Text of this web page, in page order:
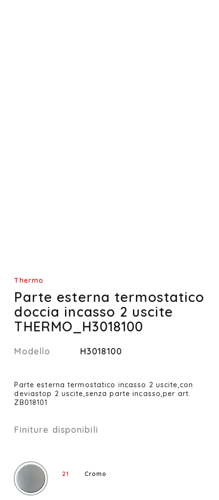
Thermo
Parte esterna termostatico
doccia incasso 2 uscite
THERMO_H3018100
Modello H3018100
Parte esterna termostatico incasso 2 uscite,con
deviastop 2 uscite,senza parte incasso,per art.
ZB018101
Finiture disponibili
21 Cromo